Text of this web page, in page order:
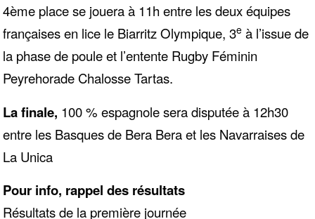
4ème place se jouera à 11h entre les deux équipes
françaises en lice le Biarritz Olympique, 3e à l’issue de
la phase de poule et l’entente Rugby Féminin
Peyrehorade Chalosse Tartas.
La finale, 100 % espagnole sera disputée à 12h30
entre les Basques de Bera Bera et les Navarraises de
La Unica
Pour info, rappel des résultats
Résultats de la première journée